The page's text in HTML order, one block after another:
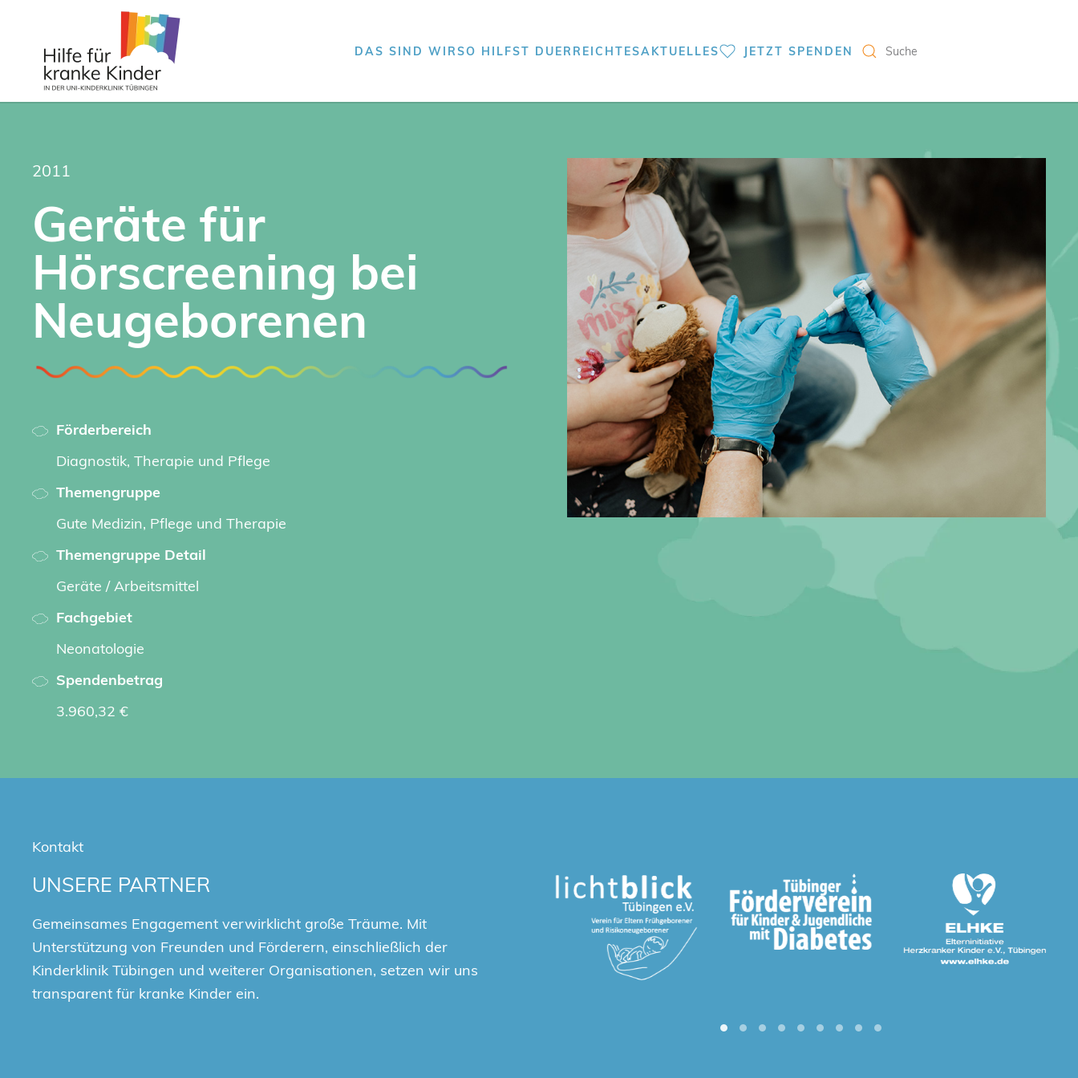
DAS SIND WIRSO HILFST DUERREICHTESAKTUELLES JETZT SPENDEN
2011
Geräte für
Hörscreening bei
Neugeborenen
Förderbereich
Diagnostik, Therapie und Pflege
Themengruppe
Gute Medizin, Pflege und Therapie
Themengruppe Detail
Geräte / Arbeitsmittel
Fachgebiet
Neonatologie
Spendenbetrag
3.960,32 €
Kontakt
UNSERE PARTNER
Gemeinsames Engagement verwirklicht große Träume. Mit
Unterstützung von Freunden und Förderern, einschließlich der
Kinderklinik Tübingen und weiterer Organisationen, setzen wir uns
transparent für kranke Kinder ein.